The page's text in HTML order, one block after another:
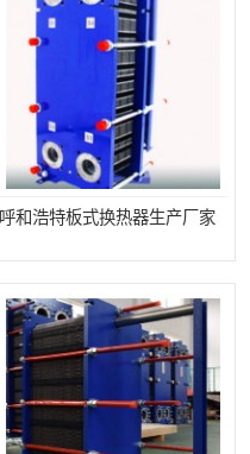
呼和浩特板式换热器生产厂家